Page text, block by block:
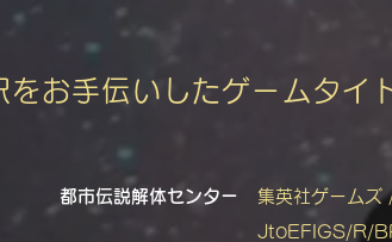
をお手伝いしたゲームタイ
都市伝説解体センター
集英社ゲーム
JtoEFIGS/R/